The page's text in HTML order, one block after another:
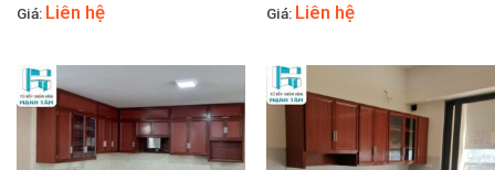
Giá: Liên hệ
Giá: Liên hệ